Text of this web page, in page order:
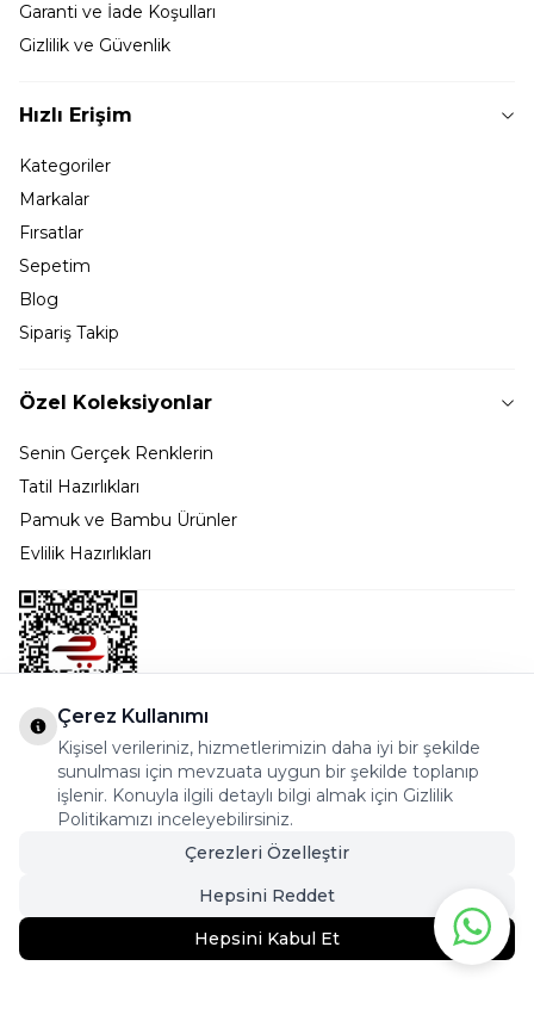
386,90TL357,95TL Sepete Ekle
Garanti ve İade Koşulları
Gizlilik ve Güvenlik
Hızlı Erişim
Kategoriler
Markalar
Fırsatlar
Sepetim
Blog
Sipariş Takip
Özel Koleksiyonlar
Senin Gerçek Renklerin
Tatil Hazırlıkları
Pamuk ve Bambu Ürünler
Evlilik Hazırlıkları
Bostancı Mah. Dar yol Sok. Safir sitesi 5/1 B Blok
Kadıköy - İSTANBUL
info@cekmeceonline.com
Çerez Kullanımı
Kişisel verileriniz, hizmetlerimizin daha iyi bir şekilde
sunulması için mevzuata uygun bir şekilde toplanıp
işlenir. Konuyla ilgili detaylı bilgi almak için Gizlilik
Politikamızı inceleyebilirsiniz.
Çerezleri Özelleştir
Hepsini Reddet
Hepsini Kabul Et